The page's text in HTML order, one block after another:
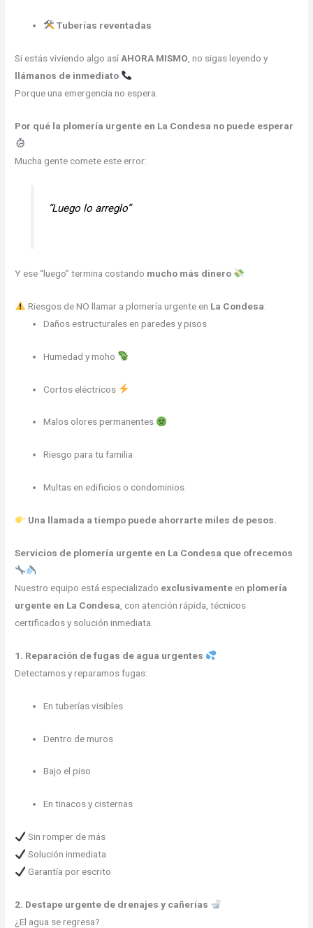
Tuberías reventadas
Si estás viviendo algo así AHORA MISMO , no sigas leyendo y
llámanos de inmediato
Porque una emergencia no espera.
Por qué la plomería urgente en La Condesa no puede esperar
Mucha gente comete este error:
“Luego lo arreglo”
Y ese “luego” termina costando mucho más dinero
Riesgos de NO llamar a plomería urgente en La Condesa:
Daños estructurales en paredes y pisos
Humedad y moho
Cortos eléctricos
Malos olores permanentes
Riesgo para tu familia
Multas en edificios o condominios
Una llamada a tiempo puede ahorrarte miles de pesos.
Servicios de plomería urgente en La Condesa que ofrecemos
Nuestro equipo está especializado exclusivamente en plomería
urgente en La Condesa , con atención rápida, técnicos
certificados y solución inmediata.
1. Reparación de fugas de agua urgentes
Detectamos y reparamos fugas:
En tuberías visibles
Dentro de muros
Bajo el piso
En tinacos y cisternas
Sin romper de más
Solución inmediata
Garantía por escrito
2. Destape urgente de drenajes y cañerías
¿El agua se regresa?